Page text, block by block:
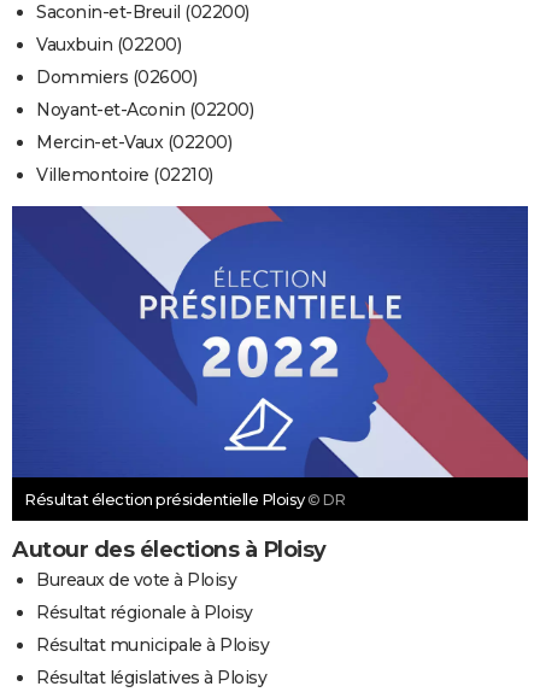
Saconin-et-Breuil (02200)
Vauxbuin (02200)
Dommiers (02600)
Noyant-et-Aconin (02200)
Mercin-et-Vaux (02200)
Villemontoire (02210)
Résultat élection présidentielle Ploisy © DR
Autour des élections à Ploisy
Bureaux de vote à Ploisy
Résultat régionale à Ploisy
Résultat municipale à Ploisy
Résultat législatives à Ploisy